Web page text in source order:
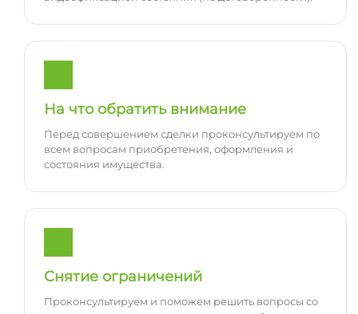
На что обратить внимание
Перед совершением сделки проконсультируем по
всем вопросам приобретения, оформления и
состояния имущества.
Снятие ограничений
Проконсультируем и поможем решить вопросы со